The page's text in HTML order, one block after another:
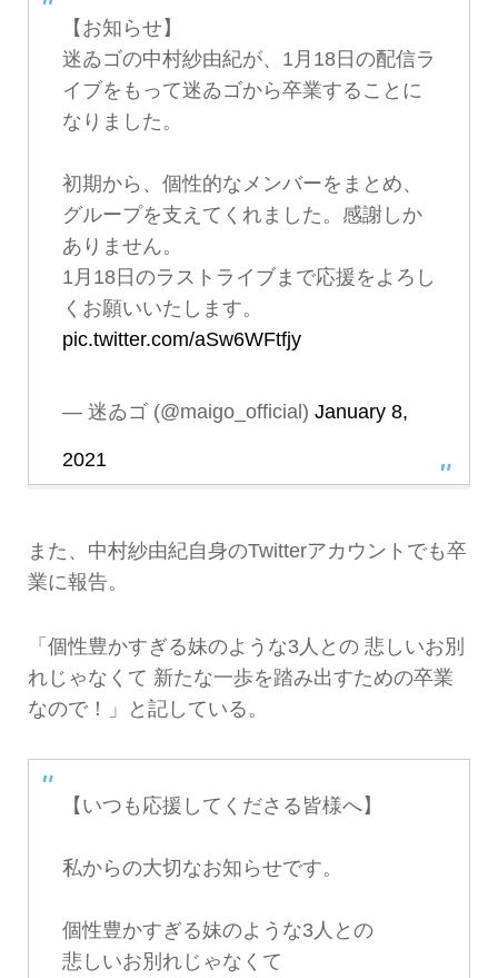
【お知らせ】
迷ゐゴの中村紗由紀が、1月18日の配信ラ
イブをもって迷ゐゴから卒業することに
なりました。
初期から、個性的なメンバーをまとめ、
グループを支えてくれました。感謝しか
ありません。
1月18日のラストライブまで応援をよろし
くお願いいたします。
pic.twitter.com/aSw6WFtfjy
— 迷ゐゴ (@maigo_official) January 8,
2021
また、中村紗由紀自身のTwitterアカウントでも卒
業に報告。
「個性豊かすぎる妹のような3人との 悲しいお別
れじゃなくて 新たな一歩を踏み出すための卒業
なので！」と記している。
【いつも応援してくださる皆様へ】
私からの大切なお知らせです。
個性豊かすぎる妹のような3人との
悲しいお別れじゃなくて